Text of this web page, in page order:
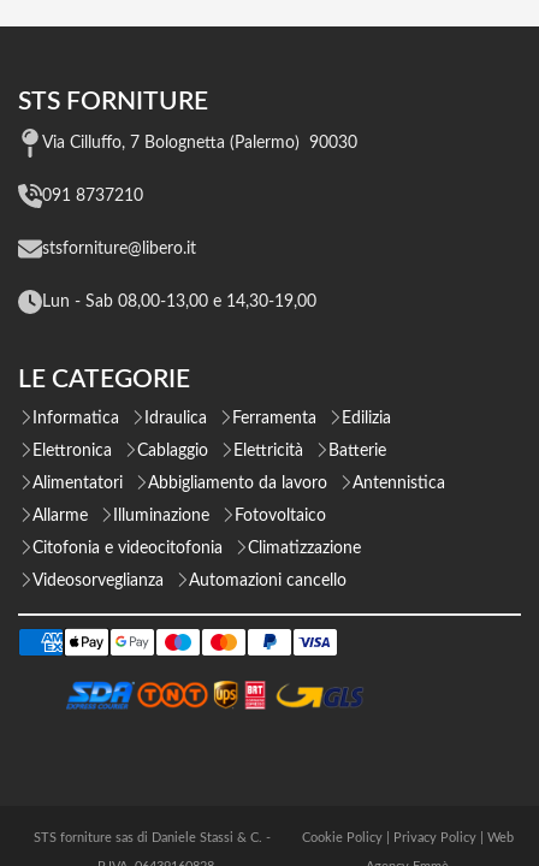
STS FORNITURE
Via Cilluffo, 7 Bolognetta (Palermo) 90030
091 8737210
stsforniture@libero.it
Lun - Sab 08,00-13,00 e 14,30-19,00
LE CATEGORIE
Informatica Idraulica Ferramenta
Edilizia
Elettronica
Cablaggio Elettricità
Batterie
Alimentatori
Abbigliamento da lavoro
Antennistica
Allarme
Illuminazione
Fotovoltaico
Citofonia e videocitofonia
Climatizzazione
Videosorveglianza
Automazioni cancello
STS forniture sas di Daniele Stassi & C. - Cookie Policy| Privacy Policy| Web